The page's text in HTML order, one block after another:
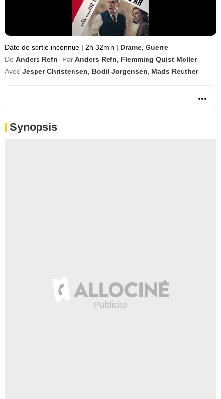
Date de sortie inconnue | 2h 32min | Drame Guerre
De Anders Refn Par Anders Refn
Flemming Quist Moller
Avec Jesper Christensen Bodil Jorgensen Mads Reuther
Synopsis